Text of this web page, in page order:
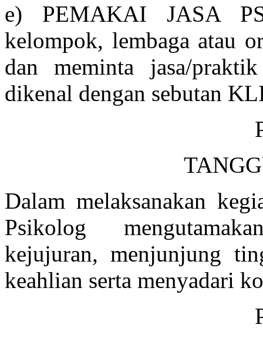
e) PEMAKAI JASA
kelompok, lembaga atau
dan meminta jasa/
dikenal dengan sebutan
Dalam melaksanakan
Psikolog
kejujuran, menjunjung
keahlian serta menyadari